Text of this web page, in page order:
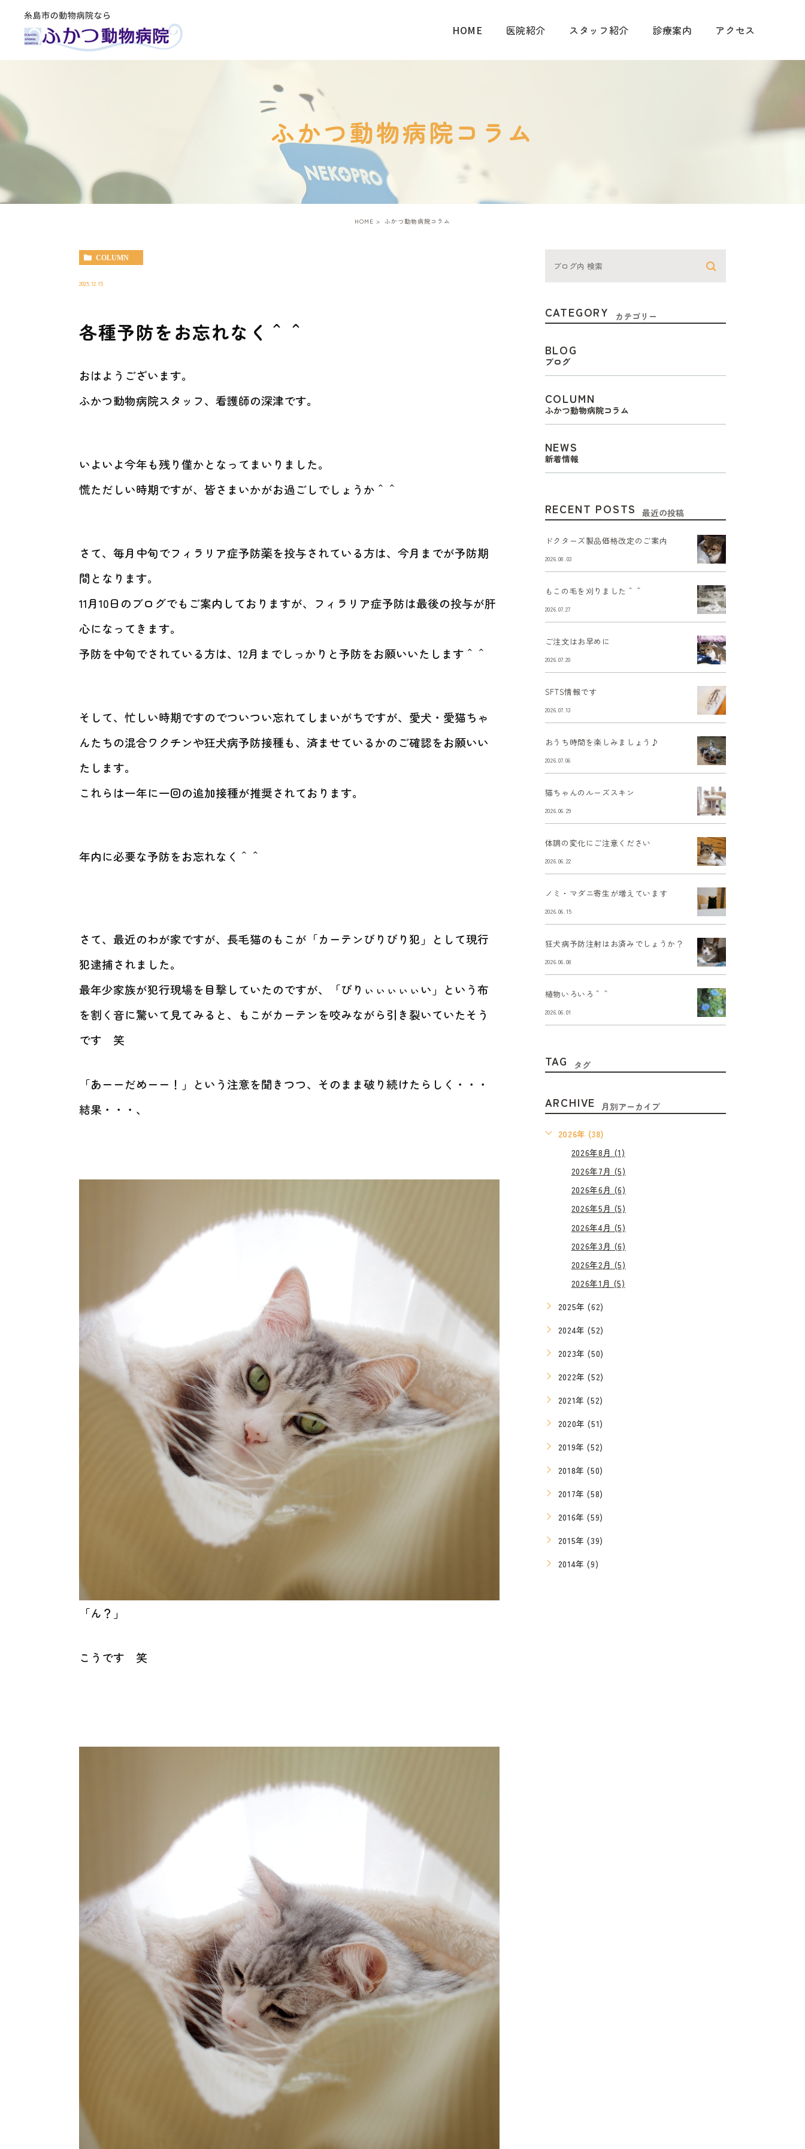
HOME 医院紹介 スタッフ紹介 診療案内 アクセス
ふかつ動物病院コラム
HOME ふかつ動物病院コラム
COLUMN
2025.12.15
各種予防をお忘れなく＾＾
おはようございます。
ふかつ動物病院スタッフ、看護師の深津です。
いよいよ今年も残り僅かとなってまいりました。
慌ただしい時期ですが、皆さまいかがお過ごしでしょうか＾＾
さて、毎月中旬でフィラリア症予防薬を投与されている方は、今月までが予防期
間となります。
11月10日のブログでもご案内しておりますが、フィラリア症予防は最後の投与が肝
心になってきます。
予防を中旬でされている方は、12月までしっかりと予防をお願いいたします＾＾
そして、忙しい時期ですのでついつい忘れてしまいがちですが、愛犬・愛猫ちゃ
んたちの混合ワクチンや狂犬病予防接種も、済ませているかのご確認をお願いい
たします。
これらは一年に一回の追加接種が推奨されております。
年内に必要な予防をお忘れなく＾＾
さて、最近のわが家ですが、長毛猫のもこが「カーテンびりびり犯」として現行
犯逮捕されました。
最年少家族が犯行現場を目撃していたのですが、「びりぃぃぃぃぃい」という布
を割く音に驚いて見てみると、もこがカーテンを咬みながら引き裂いていたそう
です 笑
「あーーだめーー！」という注意を聞きつつ、そのまま破り続けたらしく・・・
結果・・・、
「ん？」
こうです 笑
CATEGORY カテゴリー
BLOG
ブログ
COLUMN
ふかつ動物病院コラム
NEWS
新着情報
RECENT POSTS 最近の投稿
ドクターズ製品価格改定のご案内
2026.08.03
もこの毛を刈りました＾＾
2026.07.27
ご注文はお早めに
2026.07.20
SFTS情報です
2026.07.13
おうち時間を楽しみましょう♪
2026.07.06
猫ちゃんのルーズスキン
2026.06.29
体調の変化にご注意ください
2026.06.22
ノミ・マダニ寄生が増えています
2026.06.15
狂犬病予防注射はお済みでしょうか？
2026.06.08
植物いろいろ＾＾
2026.06.01
TAG タグ
ARCHIVE 月別アーカイブ
2026年 (38)
2026年8月 (1)
2026年7月 (5)
2026年6月 (6)
2026年5月 (5)
2026年4月 (5)
2026年3月 (6)
2026年2月 (5)
2026年1月 (5)
2025年 (62)
2024年 (52)
2023年 (50)
2022年 (52)
2021年 (52)
2020年 (51)
2019年 (52)
2018年 (50)
2017年 (58)
2016年 (59)
2015年 (39)
2014年 (9)